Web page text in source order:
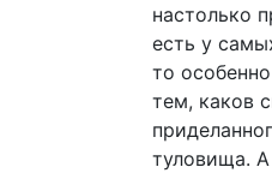
настолько
есть у
то
тем, каков
туловища.